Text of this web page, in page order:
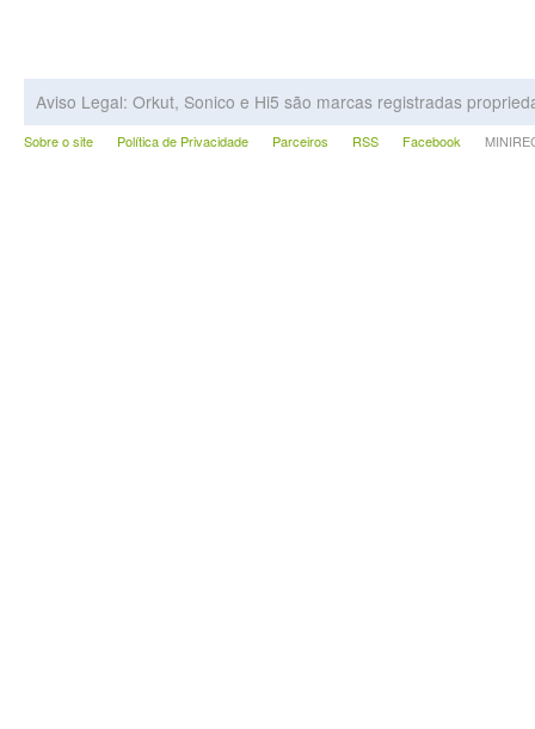
Aviso Legal: Orkut, Sonico e Hi5 são marcas registradas
Sobre o site Política de Privacidade Parceiros RSS Facebook